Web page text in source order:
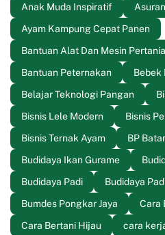
Anak Muda Inspiratif
Ayam Kampung Cepat Panen
Bantuan Alat Dan Mesin
Bantuan Peternakan
Bebek
Belajar Teknologi Pangan
Bisnis Lele Modern
Bisnis
Bisnis Ternak Ayam
BP
Budidaya Ikan Gurame
Budidaya Padi
Budidaya
Bumdes Pongkar Jaya
Cara
Cara Bertani Hijau
cara